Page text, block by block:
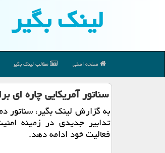
لینك بگیر
صفحه اصلی مطالب لینك بگیر
سناتور آمریکایی چاره ای
به گزارش لینک بگیر، سناتور
تدابیر جدیدی در زمینه
فعالیت خود ادامه دهد.